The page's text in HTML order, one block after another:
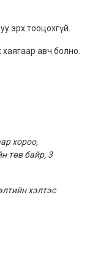
эрх тооцохгүй.
авч болно.
хороо,
төв байр, 3
хэлтэс